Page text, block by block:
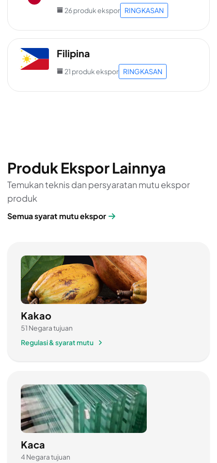
26 produk ekspor RINGKASAN
Filipina
21 produk ekspor RINGKASAN
Produk Ekspor Lainnya
Temukan teknis dan persyaratan mutu ekspor
produk
Semua syarat mutu ekspor
Kakao
51 Negara tujuan
Regulasi & syarat mutu
Kaca
4 Negara tujuan